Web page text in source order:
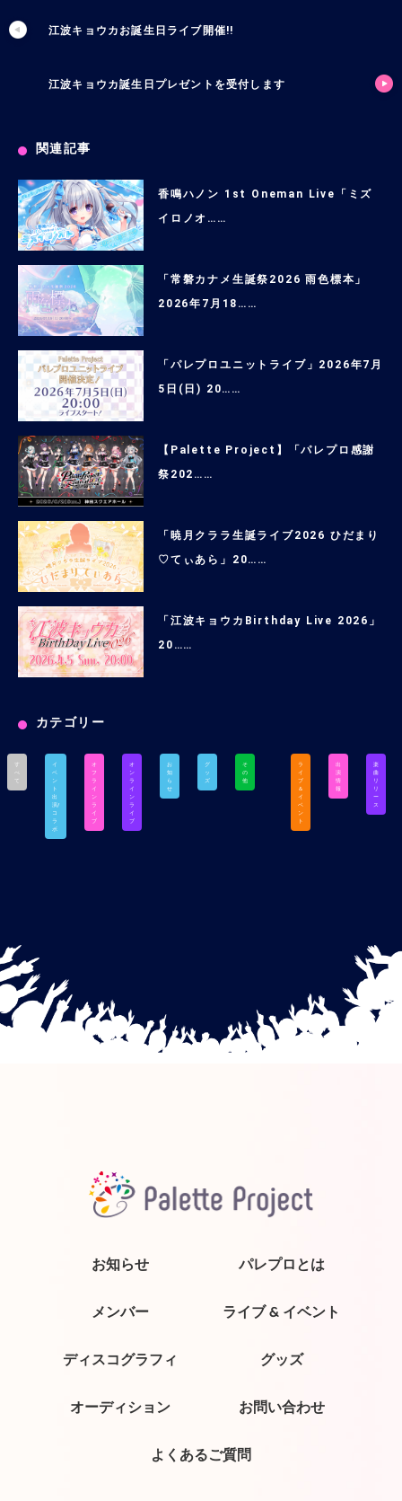
江波キョウカお誕生日ライブ開催!!
江波キョウカ誕生日プレゼントを受付します
関連記事
香鳴ハノン 1st Oneman Live「ミズ
イロノオ……
「常磐カナメ生誕祭2026 雨色標本」
2026年7月18……
「パレプロユニットライブ」2026年7月
5日(日) 20……
【Palette Project】「パレプロ感謝
祭202……
「暁月クララ生誕ライブ2026 ひだまり
♡てぃあら」20……
「江波キョウカBirthday Live 2026」
20……
カテゴリー
す
べ
て
イ
ベ
ン
ト
出
演/
コ
ラ
ボ
オ
フ
ラ
イ
ン
ラ
イ
ブ
オ
ン
ラ
イ
ン
ラ
イ
ブ
お
知
ら
せ
グ
ッ
ズ
そ
の
他
ラ
イ
ブ
＆
イ
ベ
ン
ト
出
演
情
報
楽
曲
リ
リ
ー
ス
お知らせ パレプロとは
メンバー ライブ & イベント
ディスコグラフィ グッズ
オーディション お問い合わせ
よくあるご質問